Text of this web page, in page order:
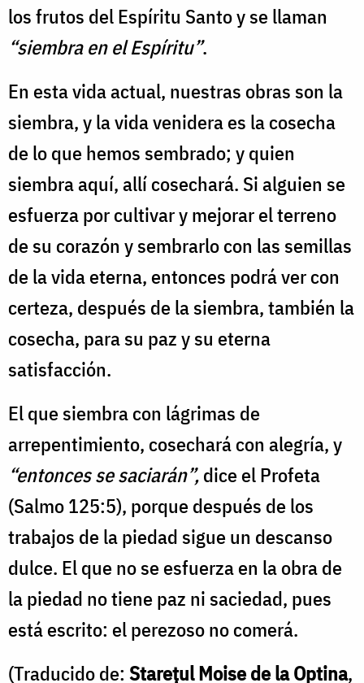
los frutos del Espíritu Santo y se llaman
“siembra en el Espíritu”.
En esta vida actual, nuestras obras son la
siembra, y la vida venidera es la cosecha
de lo que hemos sembrado; y quien
siembra aquí, allí cosechará. Si alguien se
esfuerza por cultivar y mejorar el terreno
de su corazón y sembrarlo con las semillas
de la vida eterna, entonces podrá ver con
certeza, después de la siembra, también la
cosecha, para su paz y su eterna
satisfacción.
El que siembra con lágrimas de
arrepentimiento, cosechará con alegría, y
“entonces se saciarán”,dice el Profeta
(Salmo 125:5), porque después de los
trabajos de la piedad sigue un descanso
dulce. El que no se esfuerza en la obra de
la piedad no tiene paz ni saciedad, pues
está escrito: el perezoso no comerá.
(Traducido de: Starețul Moise de la Optina,